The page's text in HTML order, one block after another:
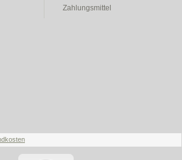
Zahlungsmittel